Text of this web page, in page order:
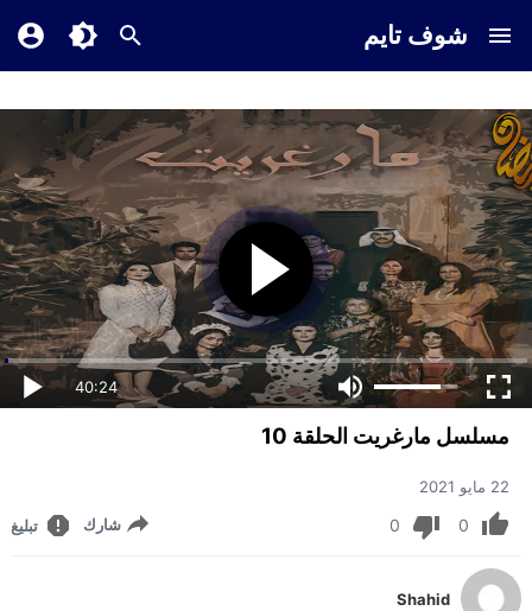
شوف تايم
40:24
مسلسل مارغريت الحلقة 10
22 مايو 2021
0
0 شارك تبليغ
Shahid